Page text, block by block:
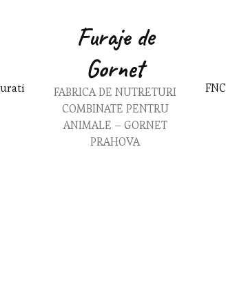
FNC
Furaje de
Gornet
FABRICA DE NUTRETURI
COMBINATE PENTRU
ANIMALE – GORNET
PRAHOVA